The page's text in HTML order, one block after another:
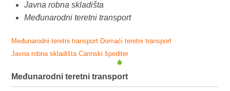
Javna robna skladišta
Međunarodni teretni transport
Međunarodni teretni transport Domaći teretni transport
Javna robna skladišta Carinski špediter
Međunarodni teretni transport